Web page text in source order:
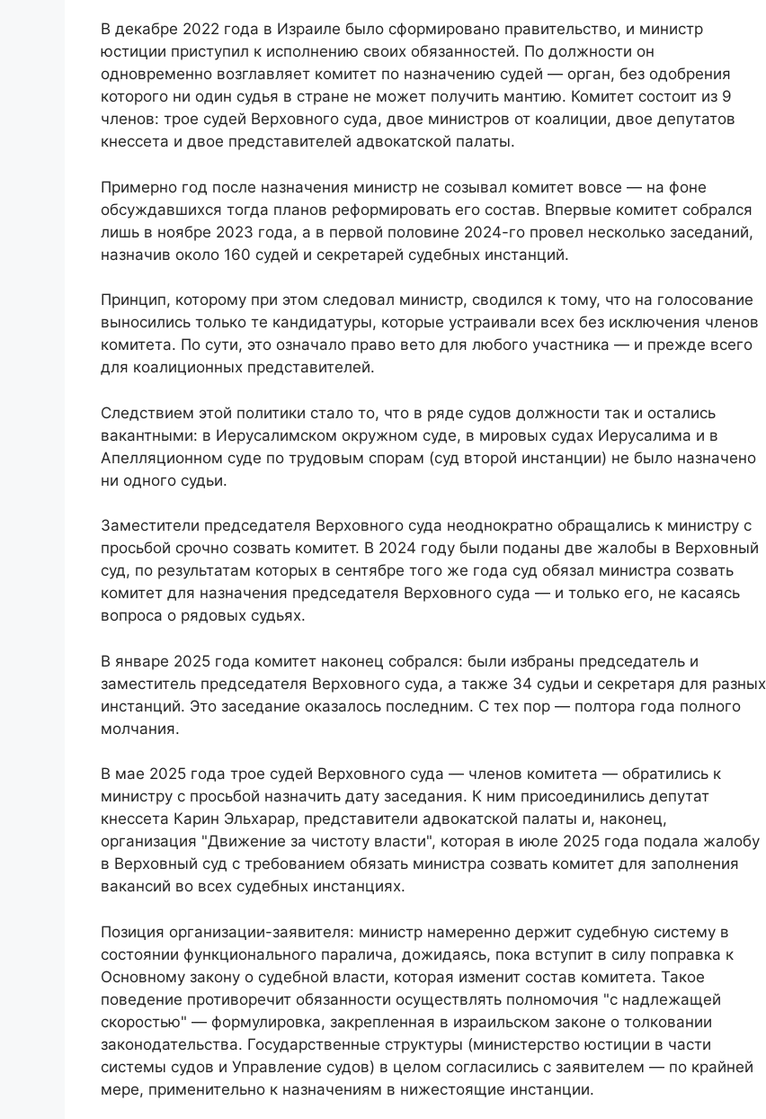
В декабре 2022 года в Израиле было сформировано правительство, и министр
юстиции приступил к исполнению своих обязанностей. По должности он
одновременно возглавляет комитет по назначению судей — орган, без одобрения
которого ни один судья в стране не может получить мантию. Комитет состоит из 9
членов: трое судей Верховного суда, двое министров от коалиции, двое депутатов
кнессета и двое представителей адвокатской палаты.
Примерно год после назначения министр не созывал комитет вовсе — на фоне
обсуждавшихся тогда планов реформировать его состав. Впервые комитет собрался
лишь в ноябре 2023 года, а в первой половине 2024-го провел несколько заседаний,
назначив около 160 судей и секретарей судебных инстанций.
Принцип, которому при этом следовал министр, сводился к тому, что на голосование
выносились только те кандидатуры, которые устраивали всех без исключения членов
комитета. По сути, это означало право вето для любого участника — и прежде всего
для коалиционных представителей.
Следствием этой политики стало то, что в ряде судов должности так и остались
вакантными: в Иерусалимском окружном суде, в мировых судах Иерусалима и в
Апелляционном суде по трудовым спорам (суд второй инстанции) не было назначено
ни одного судьи.
Заместители председателя Верховного суда неоднократно обращались к министру с
просьбой срочно созвать комитет. В 2024 году были поданы две жалобы в Верховный
суд, по результатам которых в сентябре того же года суд обязал министра созвать
комитет для назначения председателя Верховного суда — и только его, не касаясь
вопроса о рядовых судьях.
В январе 2025 года комитет наконец собрался: были избраны председатель и
заместитель председателя Верховного суда, а также 34 судьи и секретаря для разных
инстанций. Это заседание оказалось последним. С тех пор — полтора года полного
молчания.
В мае 2025 года трое судей Верховного суда — членов комитета — обратились к
министру с просьбой назначить дату заседания. К ним присоединились депутат
кнессета Карин Эльхарар, представители адвокатской палаты и, наконец,
организация "Движение за чистоту власти", которая в июле 2025 года подала жалобу
в Верховный суд с требованием обязать министра созвать комитет для заполнения
вакансий во всех судебных инстанциях.
Позиция организации-заявителя: министр намеренно держит судебную систему в
состоянии функционального паралича, дожидаясь, пока вступит в силу поправка к
Основному закону о судебной власти, которая изменит состав комитета. Такое
поведение противоречит обязанности осуществлять полномочия "с надлежащей
скоростью" — формулировка, закрепленная в израильском законе о толковании
законодательства. Государственные структуры (министерство юстиции в части
системы судов и Управление судов) в целом согласились с заявителем — по крайней
мере, применительно к назначениям в нижестоящие инстанции.